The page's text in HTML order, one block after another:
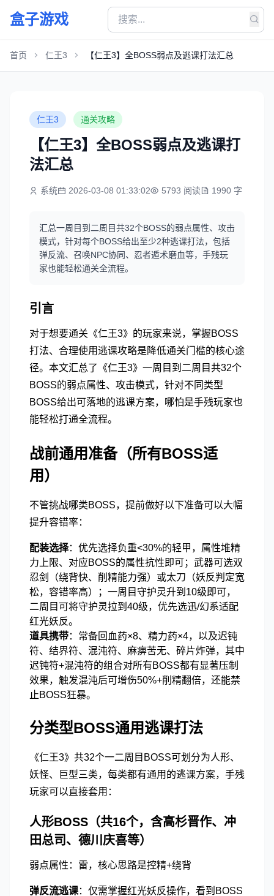
盒子游戏
首页 仁王3 【仁王3】全BOSS弱点及逃课打法汇总
仁王3 通关攻略
【仁王3】全BOSS弱点及逃课打
法汇总
系统 2026-03-08 01:33:02 5793 阅读 1990 字
汇总一周目到二周目共32个BOSS的弱点属性、攻击
模式，针对每个BOSS给出至少2种逃课打法，包括
弹反流、召唤NPC协同、忍者遁术磨血等，手残玩
家也能轻松通关全流程。
引言
对于想要通关《仁王3》的玩家来说，掌握BOSS
打法、合理使用逃课攻略是降低通关门槛的核心途
径。本文汇总了《仁王3》一周目到二周目共32个
BOSS的弱点属性、攻击模式，针对不同类型
BOSS给出可落地的逃课方案，哪怕是手残玩家也
能轻松打通全流程。
战前通用准备（所有BOSS适
用）
不管挑战哪类BOSS，提前做好以下准备可以大幅
提升容错率：
配装选择：优先选择负重<30%的轻甲，属性堆精
力上限、对应BOSS的属性抗性即可；武器可选双
忍剑（绕背快、削精能力强）或太刀（妖反判定宽
松，容错率高）；一周目守护灵升到10级即可，
二周目可将守护灵拉到40级，优先选迅/幻系适配
红光妖反。
道具携带：常备回血药×8、精力药×4，以及迟钝
符、结界符、混沌符、麻痹苦无、碎片炸弹，其中
迟钝符+混沌符的组合对所有BOSS都有显著压制
效果，触发混沌后可增伤50%+削精翻倍，还能禁
止BOSS狂暴。
分类型BOSS通用逃课打法
《仁王3》共32个一二周目BOSS可划分为人形、
妖怪、巨型三类，每类都有通用的逃课方案，手残
玩家可以直接套用：
人形BOSS（共16个，含高杉晋作、冲
田总司、德川庆喜等）
弱点属性：雷，核心思路是控精+绕背
弹反流逃课：仅需掌握红光妖反操作，看到BOSS